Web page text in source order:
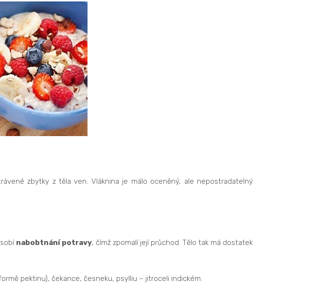
zbytky z těla ven. Vláknina je málo oceněný, ale nepostradatelný
nabobtnání potravy, čímž zpomalí její průchod. Tělo tak má dostatek
pektinu), čekance, česneku, psylliu – jitroceli indickém.